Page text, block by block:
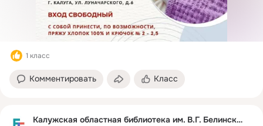
1 класс
Комментировать Класс
Калужская областная библиотека им. В.Г. Белинского